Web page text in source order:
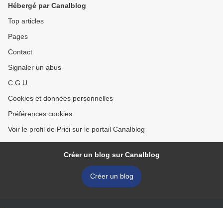
Hébergé par Canalblog
Top articles
Pages
Contact
Signaler un abus
C.G.U.
Cookies et données personnelles
Préférences cookies
Voir le profil de Prici sur le portail Canalblog
Créer un blog sur Canalblog
Créer un blog